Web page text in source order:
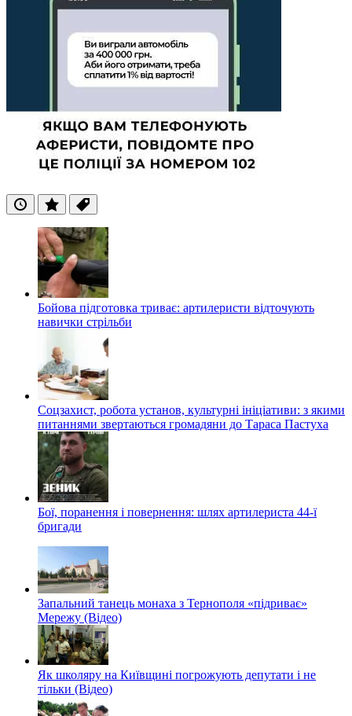
ОстанніПопулярні
Теги
Бойова підготовка триває: артилеристи відточують
навички стрільби
Соцзахист, робота установ, культурні ініціативи: з якими
питаннями звертаються громадяни до Тараса Пастуха
Бої, поранення і повернення: шлях артилериста 44-ї
бригади
Запальний танець монаха з Тернополя «підриває»
Мережу (Відео)
Як школяру на Київщині погрожують депутати і не
тільки (Відео)